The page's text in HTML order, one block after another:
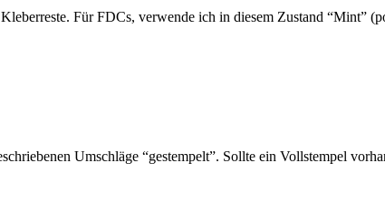
Für FDCs, verwende ich in diesem Zustand “Mint”
Umschläge “gestempelt”. Sollte ein Vollstempel